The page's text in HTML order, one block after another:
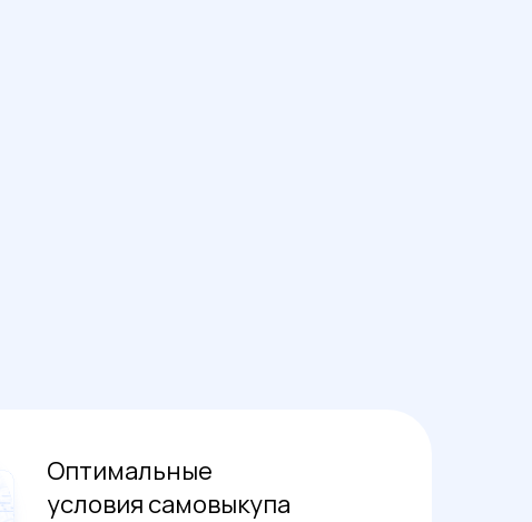
Оптимальные
условия самовыкупа